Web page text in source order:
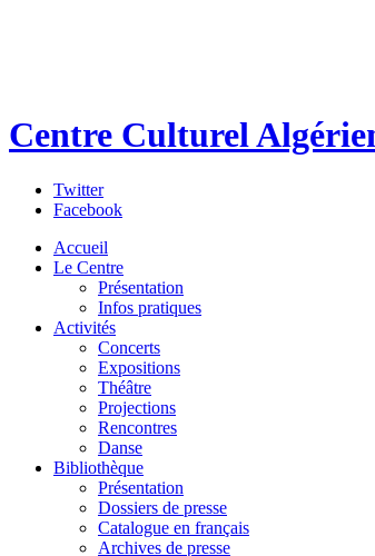
Centre Culturel
Twitter
Facebook
Accueil
Le Centre
Présentation
Infos pratiques
Activités
Concerts
Expositions
Théâtre
Projections
Rencontres
Danse
Bibliothèque
Présentation
Dossiers de presse
Catalogue en français
Archives de presse